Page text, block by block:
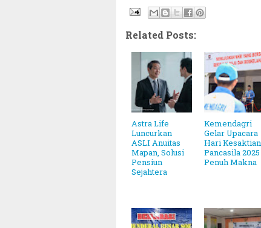
Related Posts:
Astra Life
Luncurkan
ASLI Anuitas
Mapan, Solusi
Pensiun
Sejahtera
Kemendagri
Gelar Upacara
Hari Kesaktian
Pancasila 2025
Penuh Makna